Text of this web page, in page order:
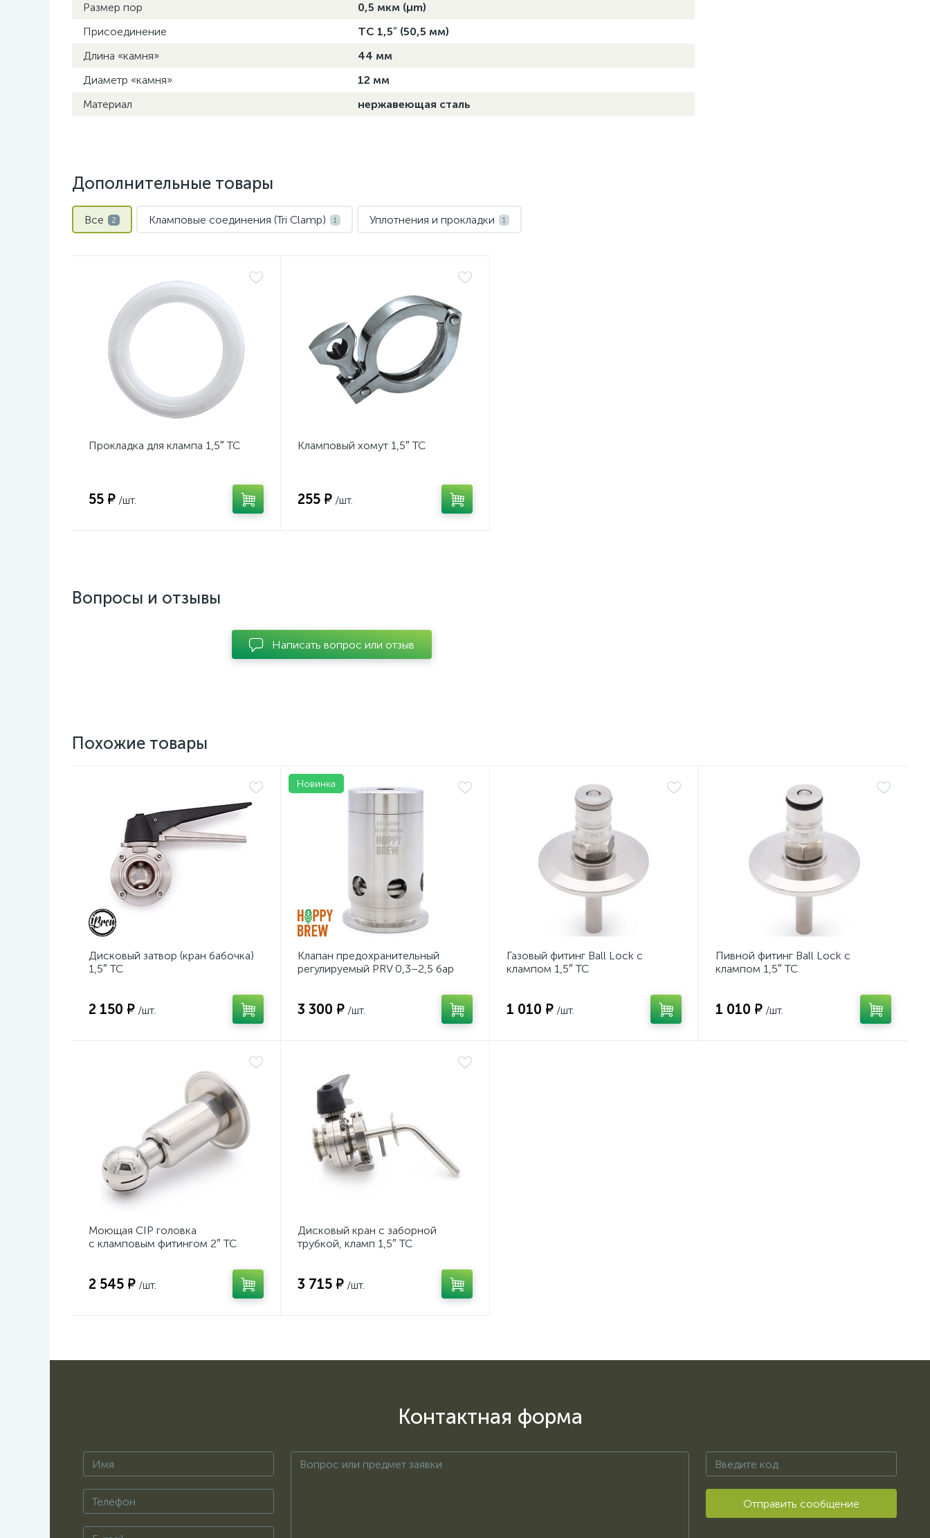
Размер пор
0,5 мкм (µm)
Присоединение
TC 1,5″ (50,5 мм)
Длина «камня»
44 мм
Диаметр «камня»
12 мм
Материал
нержавеющая сталь
Дополнительные товары
Все 2 Кламповые соединения (Tri Clamp) 1 Уплотнения и прокладки 1
Прокладка для клампа 1,5″ TC
55 ₽ /шт.
Кламповый хомут 1,5″ TC
255 ₽ /шт.
Вопросы и отзывы
Написать вопрос или отзыв
Похожие товары
Дисковый затвор (кран бабочка)
1,5″ TC
2 150 ₽ /шт.
Новинка
Клапан предохранительный
регулируемый PRV 0,3–2,5 бар
3 300 ₽ /шт.
Газовый фитинг Ball Lock с
клампом 1,5″ TC
1 010 ₽ /шт.
Пивной фитинг Ball Lock с
клампом 1,5″ TC
1 010 ₽ /шт.
Моющая CIP головка
с кламповым фитингом 2″ TC
2 545 ₽ /шт.
Дисковый кран с заборной
трубкой, кламп 1,5″ TC
3 715 ₽ /шт.
Контактная форма
Отправить сообщение